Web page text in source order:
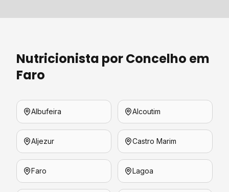
Nutricionista por Concelho em
Faro
Albufeira Alcoutim
Aljezur Castro Marim
Faro Lagoa